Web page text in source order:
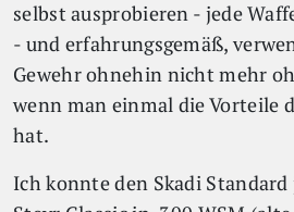
selbst ausprobieren - jede
- und erfahrungsgemäß,
Gewehr ohnehin nicht mehr
wenn man einmal die Vorteile
hat.
Ich konnte den Skadi